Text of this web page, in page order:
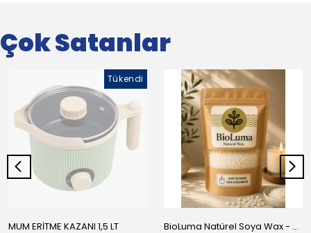
Çok Satanlar
Tükendi
MUM ERİTME KAZANI 1,5 LT BioLuma Natürel Soya Wax - Kap İçi Mum